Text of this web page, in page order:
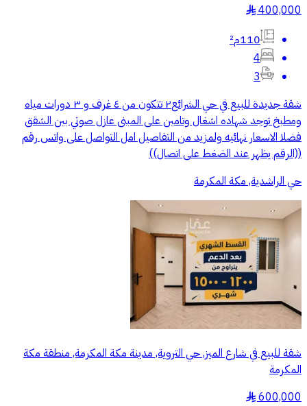
400,000
§
110م²
4
3
شقة جديدة للبيع في حي الشرائع٢ تتكون من ٤ غرف و ٣ دورات مياه
ومطبخ توجد شهاده اشغال وتامين على المبنى عازل صوتي بين الشقق
فضلا الاسعار نهائيه ولمزيد من التفاصيل امل التواصل على واتس رقم
((الرقم يظهر عند الضغط على اتصال))
حي الراشدية, مكة المكرمة
شقة للبيع في شارع الميز, حي التروية, مدينة مكة المكرمة, منطقة مكة
المكرمة
600,000
§